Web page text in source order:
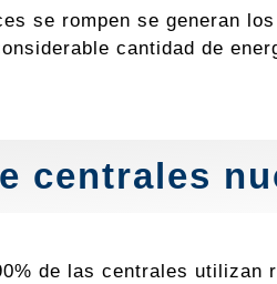
se rompen se generan
cantidad de
centrales
de las centrales utilizan